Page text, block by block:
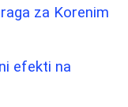
za Korenim
efekti na